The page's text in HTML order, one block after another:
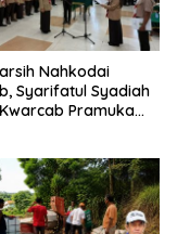
Nahkodai
Syarifatul Syadiah
Pramuka